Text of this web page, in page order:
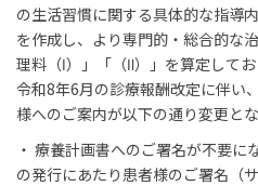
の生活習慣に関する具体的な指導
を作成し、より専門的・総合的な
理料（Ⅰ）」「（Ⅱ）」を算定してお
令和8年6月の診療報酬改定に伴い
様へのご案内が以下の通り変更とな
・ 療養計画書へのご署名が不要に
の発行にあたり患者様のご署名（